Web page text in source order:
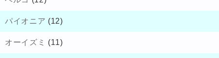
パイオニア (12)
オーイズミ (11)